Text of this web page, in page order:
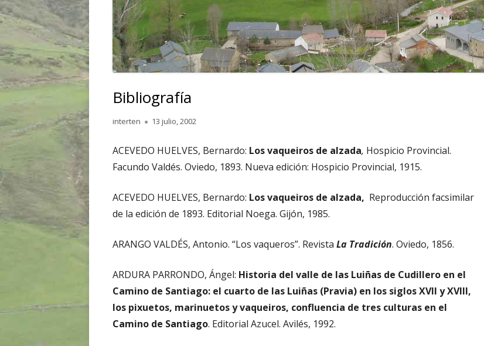
SUBIDA
I RUTA VAQUEROS DE ALZADA –
BAJADA
I RUTA VAQUEROS DE ALZADA –
Bibliografía
Autor
interten
Publicado
13 julio, 2002
ACEVEDO HUELVES, Bernardo: Los vaqueiros de alzada, Hospicio Provincial.
Facundo Valdés. Oviedo, 1893. Nueva edición: Hospicio Provincial, 1915.
ACEVEDO HUELVES, Bernardo: Los vaqueiros de alzada, Reproducción facsimilar
de la edición de 1893. Editorial Noega. Gijón, 1985.
ARANGO VALDÉS, Antonio. “Los vaqueros”. Revista La Tradición. Oviedo, 1856.
ARDURA PARRONDO, Ángel: Historia del valle de las Luiñas de Cudillero en el
Camino de Santiago: el cuarto de las Luiñas (Pravia) en los siglos XVII y XVIII,
los pixuetos, marinuetos y vaqueiros, confluencia de tres culturas en el
Camino de Santiago. Editorial Azucel. Avilés, 1992.